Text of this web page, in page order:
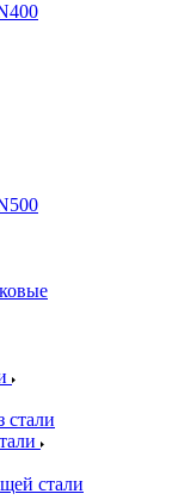
стали
стали